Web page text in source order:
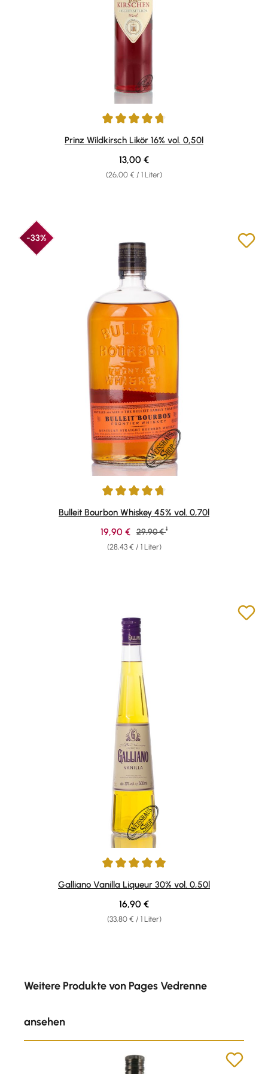
Durchschnittliche Bewertung von 4.83 von 5 Sternen
Prinz Wildkirsch Likör 16% vol. 0,50l
(26,00 € / 1 Liter)
Regulärer Preis:
13,00 €
-33%
Durchschnittliche Bewertung von 4.69 von 5 Sternen
Bulleit Bourbon Whiskey 45% vol. 0,70l
(28,43 € / 1 Liter)
Verkaufspreis:
19,90 € Regulärer Preis:
29,90 € 1
Durchschnittliche Bewertung von 4.9 von 5 Sternen
Galliano Vanilla Liqueur 30% vol. 0,50l
(33,80 € / 1 Liter)
Regulärer Preis:
16,90 €
Weitere Produkte von Pages Vedrenne
ansehen